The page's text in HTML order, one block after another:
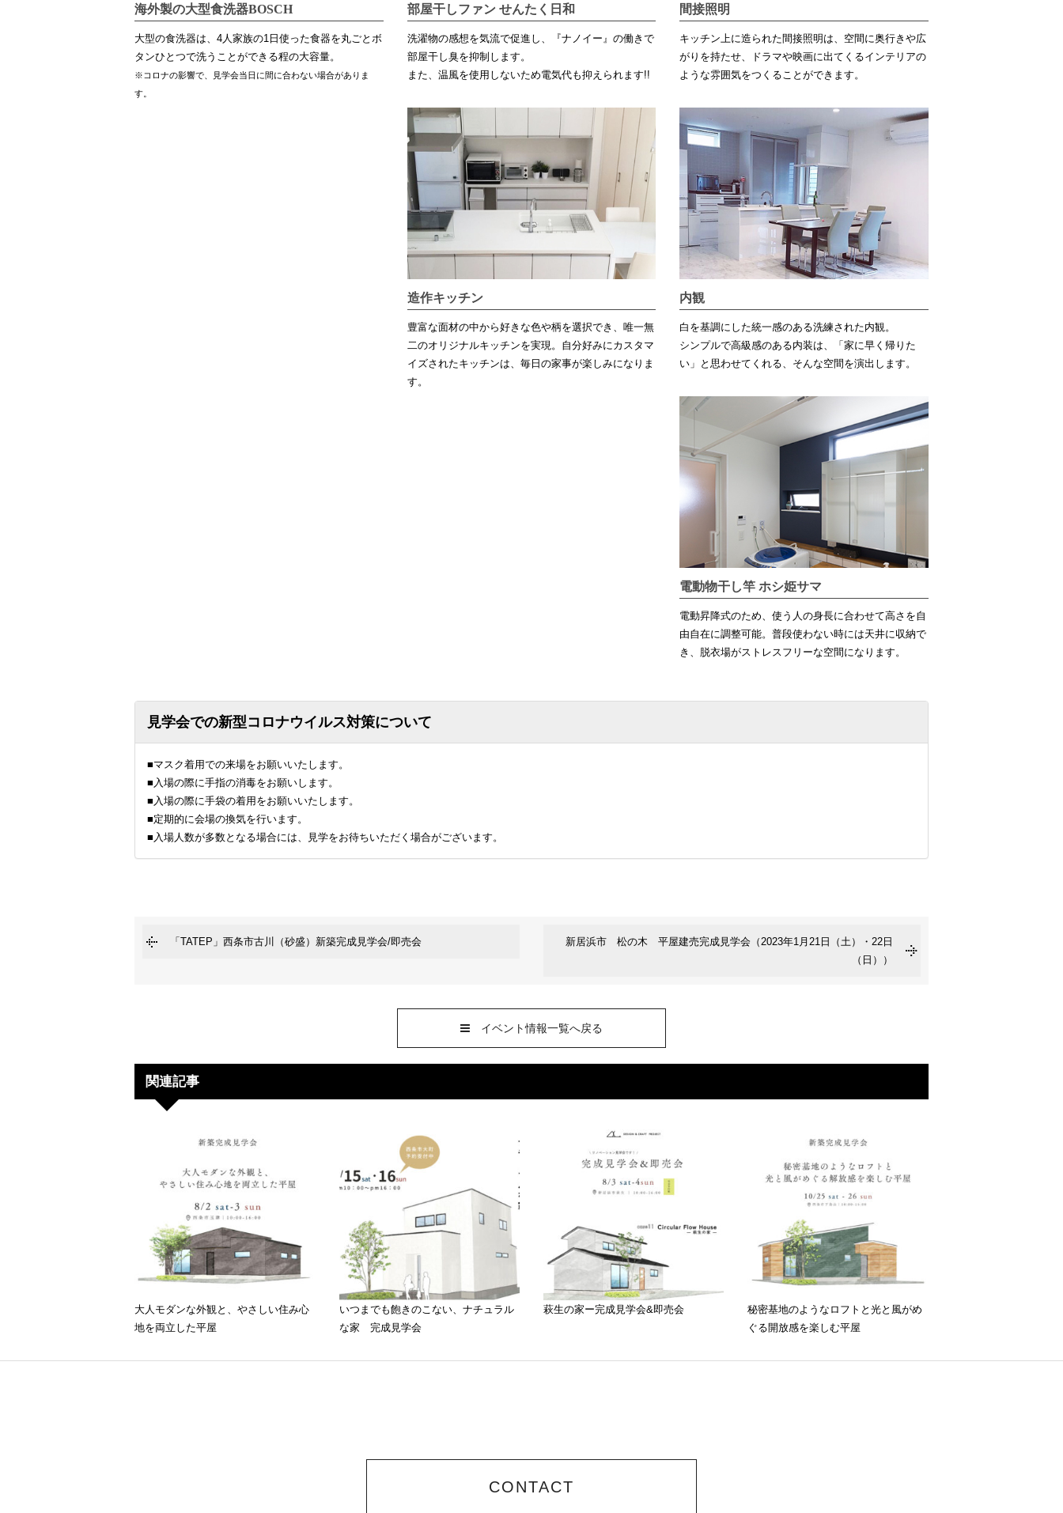
海外製の大型食洗器BOSCH
大型の食洗器は、4人家族の1日使った食器を丸ごとボ
タンひとつで洗うことができる程の大容量。
※コロナの影響で、見学会当日に間に合わない場合がありま
す。
部屋干しファン せんたく日和
洗濯物の感想を気流で促進し、『ナノイー』の働きで
部屋干し臭を抑制します。
また、温風を使用しないため電気代も抑えられます!!
間接照明
キッチン上に造られた間接照明は、空間に奥行きや広
がりを持たせ、ドラマや映画に出てくるインテリアの
ような雰囲気をつくることができます。
造作キッチン
豊富な面材の中から好きな色や柄を選択でき、唯一無
二のオリジナルキッチンを実現。自分好みにカスタマ
イズされたキッチンは、毎日の家事が楽しみになりま
す。
内観
白を基調にした統一感のある洗練された内観。
シンプルで高級感のある内装は、「家に早く帰りた
い」と思わせてくれる、そんな空間を演出します。
電動物干し竿 ホシ姫サマ
電動昇降式のため、使う人の身長に合わせて高さを自
由自在に調整可能。普段使わない時には天井に収納で
き、脱衣場がストレスフリーな空間になります。
見学会での新型コロナウイルス対策について
■マスク着用での来場をお願いいたします。
■入場の際に手指の消毒をお願いします。
■入場の際に手袋の着用をお願いいたします。
■定期的に会場の換気を行います。
■入場人数が多数となる場合には、見学をお待ちいただく場合がございます。
「TATEP」西条市古川（砂盛）新築完成見学会/即売会
新居浜市 松の木 平屋建売完成見学会（2023年1月21日（土）・22日
（日））
イベント情報一覧へ戻る
関連記事
大人モダンな外観と、やさしい住み心
地を両立した平屋
いつまでも飽きのこない、ナチュラル
な家 完成見学会
萩生の家ー完成見学会&即売会
秘密基地のようなロフトと光と風がめ
ぐる開放感を楽しむ平屋
CONTACT